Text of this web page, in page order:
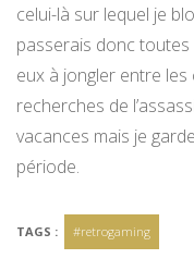
celui-là sur lequel je
passerais donc
eux à jongler entre
recherches de
vacances mais je
période.
TAGS : #retrogaming